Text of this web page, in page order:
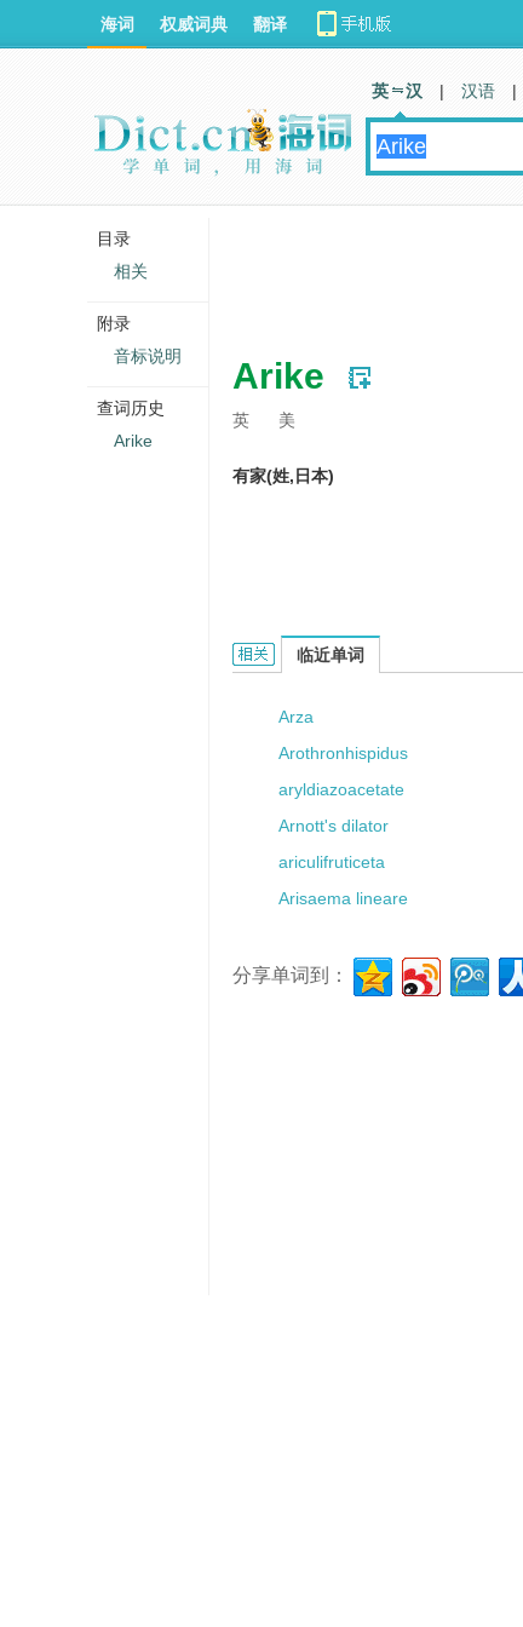
Arike
英 美
有家(姓,日本)
Arike的相关资料：
临近单词
Arza
Arothronhispidus
aryldiazoacetate
Arnott's dilator
ariculifruticeta
Arisaema lineare
分享单词到：
海词 权威词典 翻译
英 汉 | 汉语 |
目录
相关
附录
音标说明
查词历史
Arike